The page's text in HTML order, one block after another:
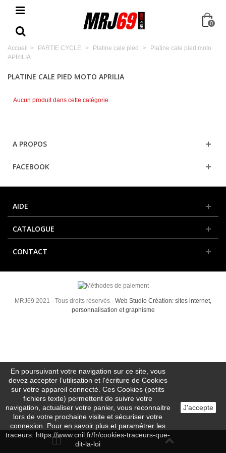
En poursuivant votre navigation sur ce site, vous
devez accepter l’utilisation et l'écriture de Cookies
sur votre appareil connecté. Ces Cookies (petits
fichiers texte) permettent de suivre votre
navigation, actualiser votre panier, vous reconnaitre
lors de votre prochaine visite et sécuriser votre
connexion. Pour en savoir plus et paramétrer les
traceurs: https://www.cnil.fr/fr/cookies-traceurs-que-
dit-la-loi
J'accepte
0
Accueil > PARTIE CYCLE > Platine cale pied >
Platine cale pied moto
APRILIA
PLATINE CALE PIED MOTO APRILIA
Aucun produit dans cette catégorie
A PROPOS
FACEBOOK
AIDE
CATALOGUE
CONTACT
MRJ69 2021 - Tous droits réservés - Web Studio Création: sites internet,
personnalisation et graphisme